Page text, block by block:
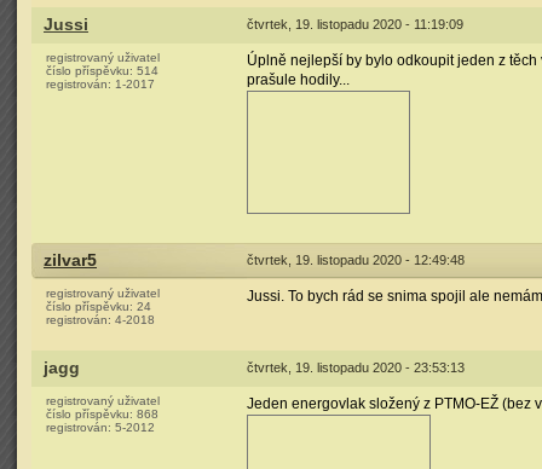
Jussi čtvrtek, 19. listopadu 2020 - 11:19:09
registrovaný uživatel
číslo příspěvku: 514
registrován: 1-2017
Úplně nejlepší by bylo odkoupit jeden z
prašule hodily...
zilvar5 čtvrtek, 19. listopadu 2020 - 12:49:48
registrovaný uživatel
číslo příspěvku: 24
registrován: 4-2018
Jussi. To bych rád se snima spojil ale
jagg čtvrtek, 19. listopadu 2020 - 23:53:13
registrovaný uživatel
číslo příspěvku: 868
registrován: 5-2012
Jeden energovlak složený z PTMO-EŽ